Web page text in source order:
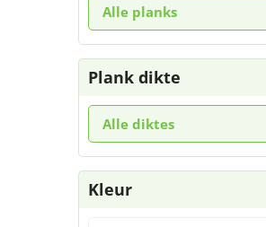
Alle planks
Plank dikte
Alle diktes
Kleur